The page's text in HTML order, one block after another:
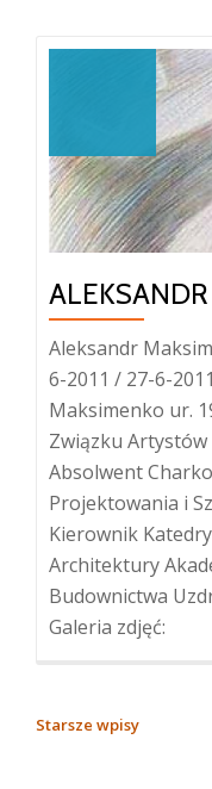
Aleksandr
6-2011 / 27-6-
Maksimenko ur.
Związku Artystów
Absolwent
Projektowania i
Kierownik
Architektury
Budownictwa
Galeria zdjęć:
NAWIGACJA
Starsze wpisy